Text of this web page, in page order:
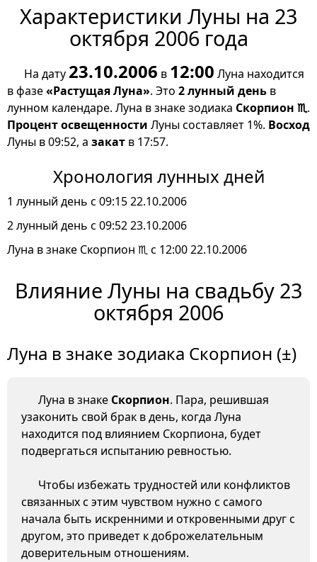
Характеристики Луны на 23
октября 2006 года
На дату 23.10.2006 в 12:00 Луна находится
в фазе«Растущая Луна». Это 2 лунный день в
лунном календаре. Луна в знаке зодиака Скорпион ♏.
Процент освещенности Луны составляет 1%. Восход
Луны в 09:52, а закат в 17:57.
Хронология лунных дней
1 лунный день с 09:15 22.10.2006
2 лунный день с 09:52 23.10.2006
Луна в знаке Скорпион ♏ с 12:00 22.10.2006
Влияние Луны на свадьбу 23
октября 2006
Луна в знаке зодиака Скорпион (±)
Луна в знаке Скорпион. Пара, решившая
узаконить свой брак в день, когда Луна
находится под влиянием Скорпиона, будет
подвергаться испытанию ревностью.
Чтобы избежать трудностей или конфликтов
связанных с этим чувством нужно с самого
начала быть искренними и откровенными друг с
другом, это приведет к доброжелательным
доверительным отношениям.